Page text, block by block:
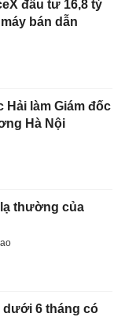
đầu tư 16,8 tỷ
bán dẫn
Hải làm Giám đốc
Hà Nội
thường của
dưới 6 tháng có